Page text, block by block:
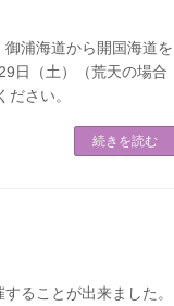
浦海道から開国海道を
日（土）（荒天の場合
さい。
続きを読む
ることが出来ました。